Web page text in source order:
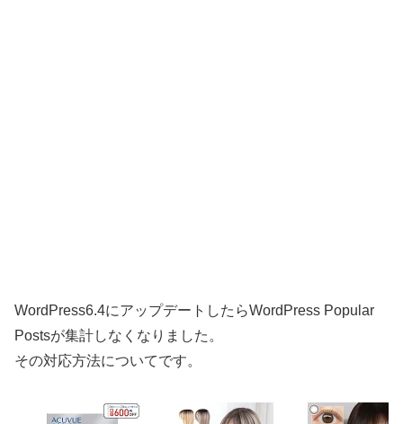
WordPress6.4にアップデートしたらWordPress Popular
Postsが集計しなくなりました。
その対応方法についてです。